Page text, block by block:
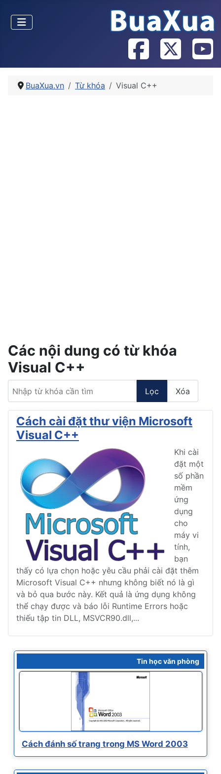
BuaXua.vn Từ khóa Visual C++
Các nội dung có từ khóa
Visual C++
Nhập từ khóa cần tìm
Lọc Xóa
Cách cài đặt thư viện Microsoft
Visual C++
Khi cài
đặt một
số phần
mềm
ứng
dụng
cho
máy vi
tính,
bạn
thấy có lựa chọn hoặc yêu cầu phải cài đặt thêm
Microsoft Visual C++ nhưng không biết nó là gì
và bỏ qua bước này. Kết quả là ứng dụng không
thể chạy được và báo lỗi Runtime Errors hoặc
thiếu tập tin DLL, MSVCR90.dll,...
Tin học văn phòng
Cách đánh số trang trong MS Word 2003